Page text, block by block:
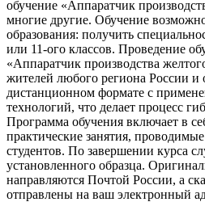
обучение «Аппаратчик
многие другие. Обучение
образования: получить
или 11-ого классов. Проведение
«Аппаратчик производства
жителей любого региона России и
дистанционном формате с
технологий, что делает процесс
Программа обучения включает в
практические занятия,
студентов. По завершении курса
установленного образца.
направляются Почтой России, а
отправлены на ваш электронный